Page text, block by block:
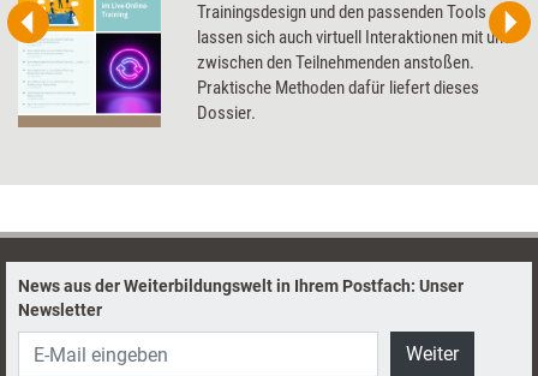
Trainingsdesign und den passenden Tools
lassen sich auch virtuell Interaktionen mit und
zwischen den Teilnehmenden anstoßen.
Praktische Methoden dafür liefert dieses
Dossier.
News aus der Weiterbildungswelt in Ihrem Postfach: Unser
Newsletter
Weiter